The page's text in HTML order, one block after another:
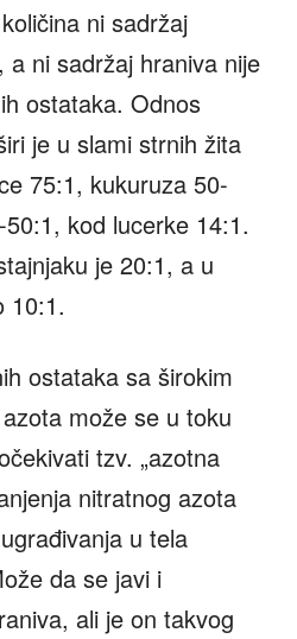
ni sadržaj
ni sadržaj hraniva nije
ostataka. Odnos
je u slami strnih žita
75:1, kukuruza 50-
kod lucerke 14:1.
je 20:1, a u
10:1.
ostataka sa širokim
može se u toku
tzv. „azotna
nitratnog azota
u tela
da se javi i
ali je on takvog